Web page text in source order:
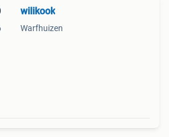
wilikook
Warfhuizen